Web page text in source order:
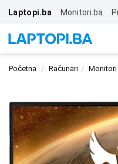
Laptopi.ba Monitori.ba
Početna Računari Monitori